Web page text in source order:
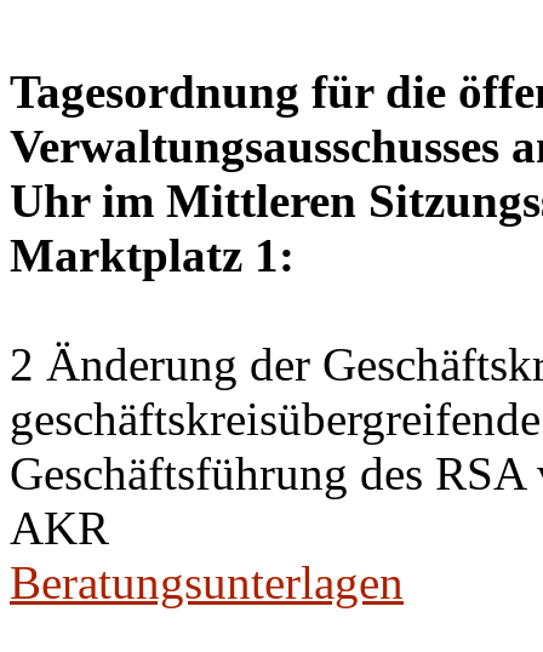
Tagesordnung für die
Verwaltungsausschusses
Uhr im Mittleren
Marktplatz 1:
2 Änderung der
Geschäftsführung des
AKR
Beratungsunterlagen